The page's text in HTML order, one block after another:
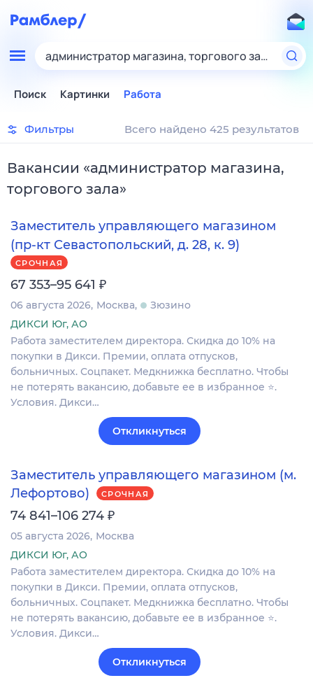
администратор магазина, торгового зала
Поиск Картинки Работа
Фильтры Всего найдено 425 результатов
Вакансии «администратор магазина,
торгового зала»
Заместитель управляющего магазином
(пр-кт Севастопольский, д. 28, к. 9)
СРОЧНАЯ
67 353–95 641 ₽
06 августа 2026 Москва
Зюзино
ДИКСИ Юг, АО
Работа заместителем директора. Скидка до 10% на
покупки в Дикси. Премии, оплата отпусков,
больничных. Соцпакет. Медкнижка бесплатно. Чтобы
не потерять вакансию, добавьте ее в избранное ⭐.
Условия. Дикси…
Откликнуться
Заместитель управляющего магазином (м.
Лефортово)
СРОЧНАЯ
74 841–106 274 ₽
05 августа 2026 Москва
ДИКСИ Юг, АО
Работа заместителем директора. Скидка до 10% на
покупки в Дикси. Премии, оплата отпусков,
больничных. Соцпакет. Медкнижка бесплатно. Чтобы
не потерять вакансию, добавьте ее в избранное ⭐.
Условия. Дикси…
Откликнуться